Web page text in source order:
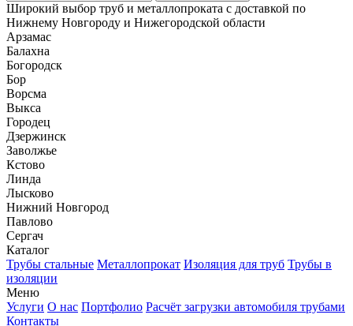
Широкий выбор труб и металлопроката с доставкой по
Нижнему Новгороду и Нижегородской области
Арзамас
Балахна
Богородск
Бор
Ворсма
Выкса
Городец
Дзержинск
Заволжье
Кстово
Линда
Лысково
Нижний Новгород
Павлово
Сергач
Каталог
Трубы стальные Металлопрокат Изоляция для труб Трубы в
изоляции
Меню
Услуги О нас Портфолио Расчёт загрузки автомобиля трубами
Контакты